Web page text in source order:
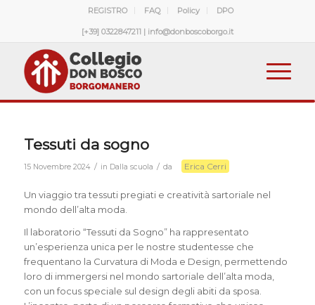
REGISTRO FAQ Policy DPO
[+39] 0322847211 | info@donboscoborgo.it
Tessuti da sogno
15 Novembre 2024 / in Dalla scuola / da Erica Cerri
Un viaggio tra tessuti pregiati e creatività sartoriale nel
mondo dell’alta moda.
Il laboratorio “Tessuti da Sogno” ha rappresentato
un’esperienza unica per le nostre studentesse che
frequentano la Curvatura di Moda e Design, permettendo
loro di immergersi nel mondo sartoriale dell’alta moda,
con un focus speciale sul design degli abiti da sposa.